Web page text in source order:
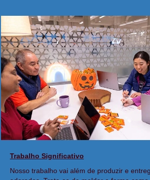
Trabalho Significativo
Nosso trabalho vai além de produzir e